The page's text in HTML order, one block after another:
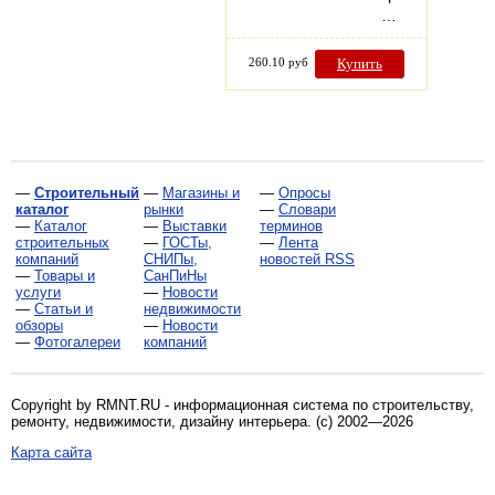
260.10 руб Купить
— Строительный
каталог
— Каталог
строительных
компаний
— Товары и
услуги
— Статьи и
обзоры
— Фотогалереи
— Магазины и
рынки
— Выставки
— ГОСТы,
СНИПы,
СанПиНы
— Новости
недвижимости
— Новости
компаний
— Опросы
— Словари
терминов
— Лента
новостей RSS
Copyright by RMNT.RU - информационная система по строительству,
ремонту, недвижимости, дизайну интерьера. (c) 2002—2026
Карта сайта